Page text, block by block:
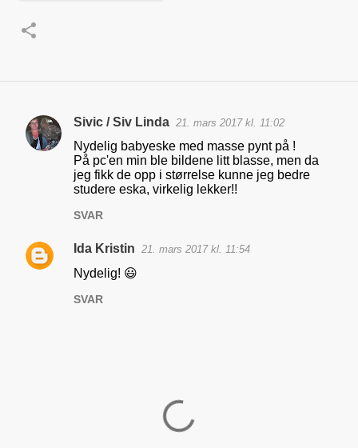
K
n
t
Sivic / Siv Linda 21. mars 2017 kl. 11:02
Nydelig babyeske med masse pynt på !
På pc'en min ble bildene litt blasse, men da
jeg fikk de opp i størrelse kunne jeg bedre
studere eska, virkelig lekker!!
SVAR
Ida Kristin 21. mars 2017 kl. 11:54
Nydelig! 😃
SVAR